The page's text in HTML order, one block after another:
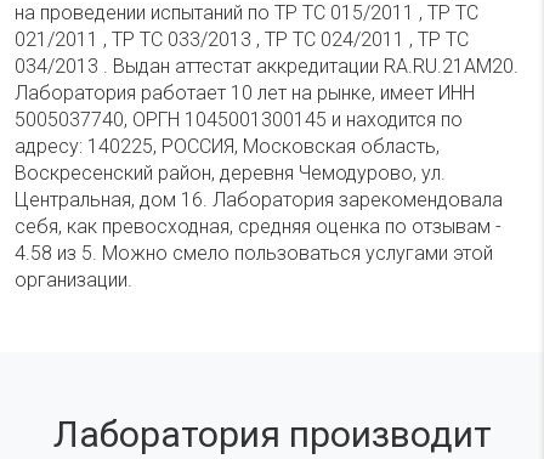
на проведении испытаний по ТР ТС 015/2011 , ТР ТС
021/2011 , ТР ТС 033/2013 , ТР ТС 024/2011 , ТР ТС
034/2013 . Выдан аттестат аккредитации RA.RU.21АМ20.
Лаборатория работает 10 лет на рынке, имеет ИНН
5005037740, ОРГН 1045001300145 и находится по
адресу: 140225, РОССИЯ, Московская область,
Воскресенский район, деревня Чемодурово, ул.
Центральная, дом 16. Лаборатория зарекомендовала
себя, как превосходная, средняя оценка по отзывам -
4.58 из 5. Можно смело пользоваться услугами этой
организации.
Лаборатория производит